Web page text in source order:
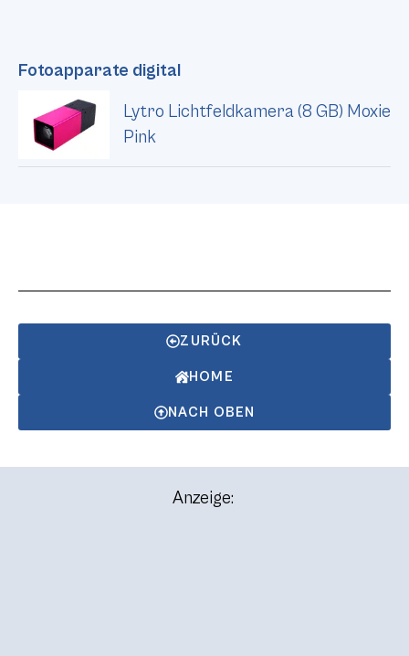
Fotoapparate digital
Lytro Lichtfeldkamera (8 GB) Moxie
Pink
ZURÜCK
HOME
NACH OBEN
Anzeige: